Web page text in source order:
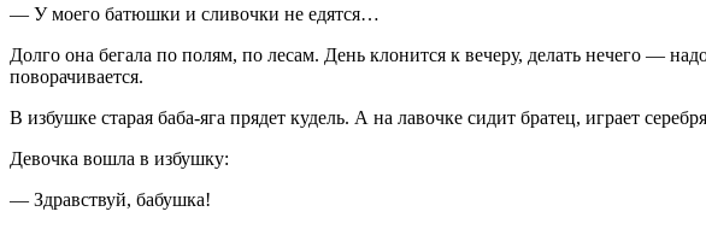
— У моего батюшки и сливочки не едятся…
Долго она бегала по полям, по лесам. День клонится к вечеру, делать нечего —
поворачивается.
В избушке старая баба-яга прядет кудель. А на лавочке сидит братец, играет
Девочка вошла в избушку:
— Здравствуй, бабушка!